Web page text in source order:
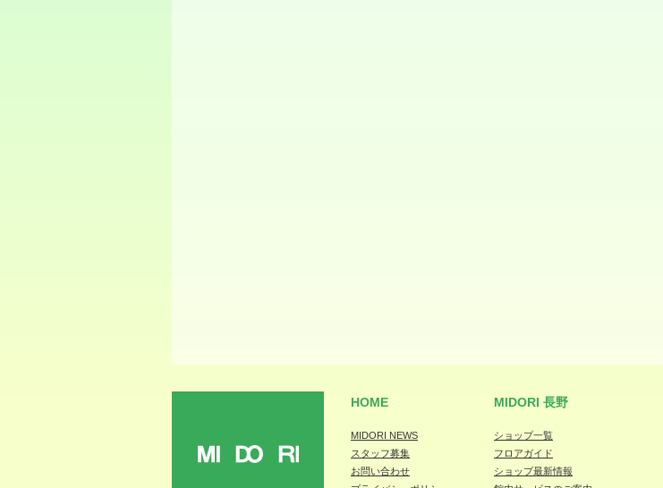
HOME
MIDORI NEWS
スタッフ募集
お問い合わせ
MIDORI 長野
ショップ一覧
フロアガイド
ショップ最新情報